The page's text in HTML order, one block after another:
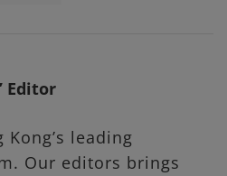
Editor
leading
Our editors brings